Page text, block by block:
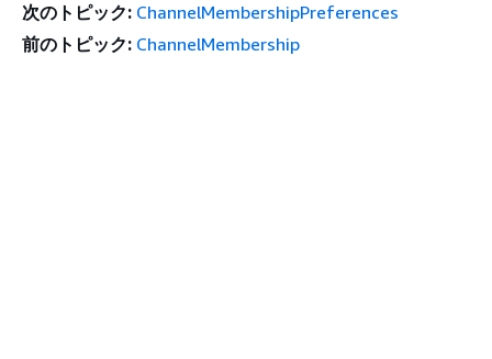
次のトピック: ChannelMembershipPreferences
前のトピック: ChannelMembership